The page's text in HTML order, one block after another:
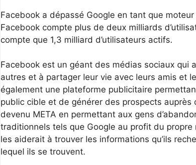
Facebook a dépassé Google en tant que
Facebook compte plus de deux milliards
compte que 1,3 milliard d’utilisateurs actifs.
Facebook est un géant des médias sociaux qui
autres et à partager leur vie avec leurs amis et
également une plateforme publicitaire
public cible et de générer des prospects
devenu META en permettant aux gens
traditionnels tels que Google au profit du
les aiderait à trouver les informations qu’ils
lequel ils se trouvent.